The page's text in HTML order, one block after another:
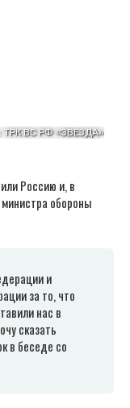
Россию и, в
обороны
и
за то, что
нас в
сказать
в беседе со